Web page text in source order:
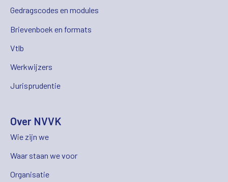
Gedragscodes en modules
Brievenboek en formats
Vtlb
Werkwijzers
Jurisprudentie
Over NVVK
Wie zijn we
Waar staan we voor
Organisatie